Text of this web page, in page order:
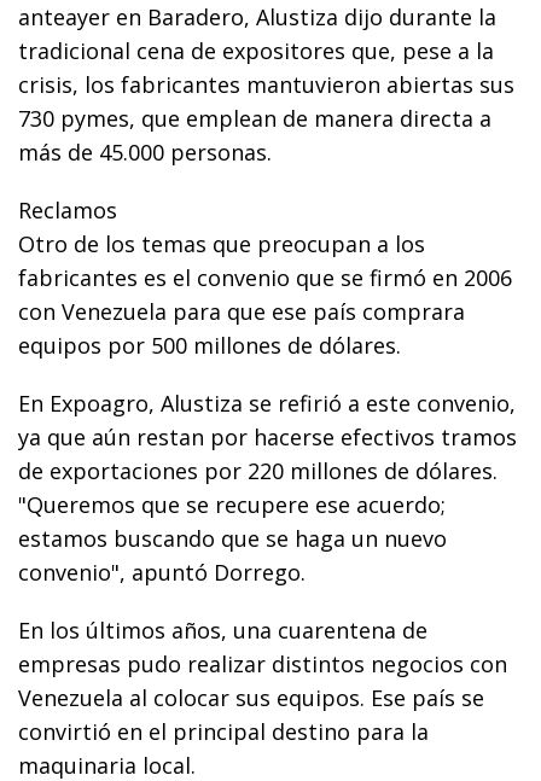
anteayer en Baradero, Alustiza dijo durante la
tradicional cena de expositores que, pese a la
crisis, los fabricantes mantuvieron abiertas sus
730 pymes, que emplean de manera directa a
más de 45.000 personas.
Reclamos
Otro de los temas que preocupan a los
fabricantes es el convenio que se firmó en 2006
con Venezuela para que ese país comprara
equipos por 500 millones de dólares.
En Expoagro, Alustiza se refirió a este convenio,
ya que aún restan por hacerse efectivos tramos
de exportaciones por 220 millones de dólares.
"Queremos que se recupere ese acuerdo;
estamos buscando que se haga un nuevo
convenio", apuntó Dorrego.
En los últimos años, una cuarentena de
empresas pudo realizar distintos negocios con
Venezuela al colocar sus equipos. Ese país se
convirtió en el principal destino para la
maquinaria local.